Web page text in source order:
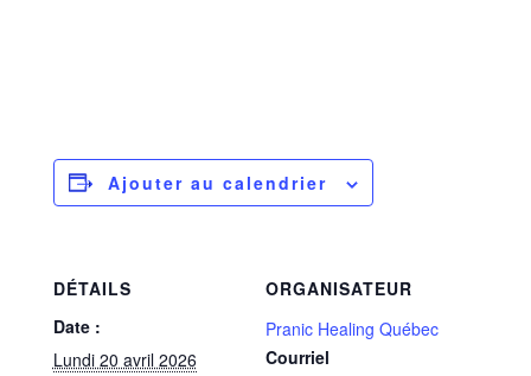
Ajouter au calendrier
DÉTAILS
Date :
Lundi 20 avril 2026
ORGANISATEUR
Pranic Healing Québec
Courriel